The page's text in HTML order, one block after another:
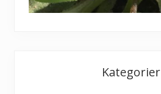
Kategorier